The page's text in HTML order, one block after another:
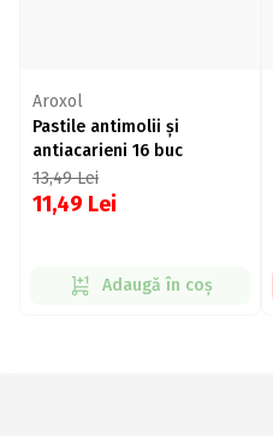
Aroxol
Pastile antimolii și
antiacarieni 16 buc
13,49Lei
11,49 Lei
Adaugă în coș